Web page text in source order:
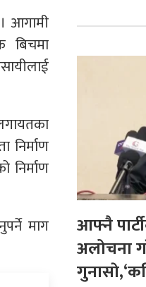
आगामी
बिचमा
निर्माण
माग
आफ्नै
अलोचना